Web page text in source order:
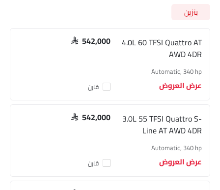
بنزين
4.0L 60 TFSI Quattro AT
AWD 4DR
SAR 542,000
Automatic, 340 hp
عرض العروض قارن
3.0L 55 TFSI Quattro S-
Line AT AWD 4DR
SAR 542,000
Automatic, 340 hp
عرض العروض قارن